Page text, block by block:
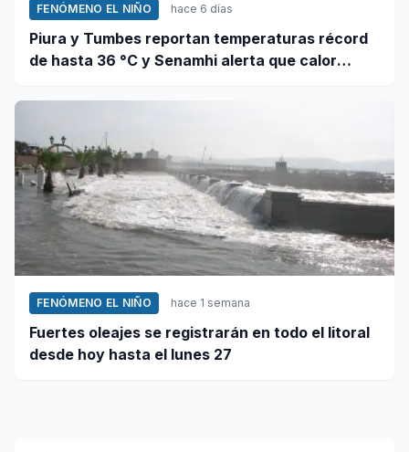
FENÓMENO EL NIÑO hace 6 días
Piura y Tumbes reportan temperaturas récord
de hasta 36 °C y Senamhi alerta que calor
FENÓMENO EL NIÑO hace 1 semana
Fuertes oleajes se registrarán en todo el litoral
desde hoy hasta el lunes 27